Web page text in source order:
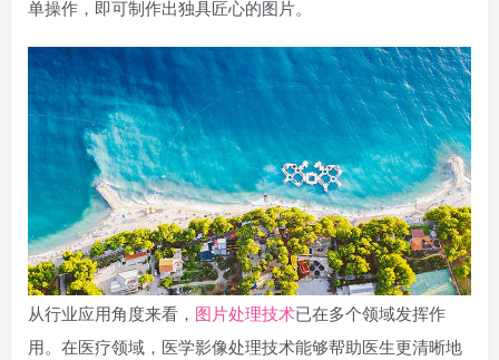
单操作，即可制作出独具匠心的图片。
从行业应用角度来看， 图片处理技术已在多个领域发挥作
用。在医疗领域，医学影像处理技术能够帮助医生更清晰地